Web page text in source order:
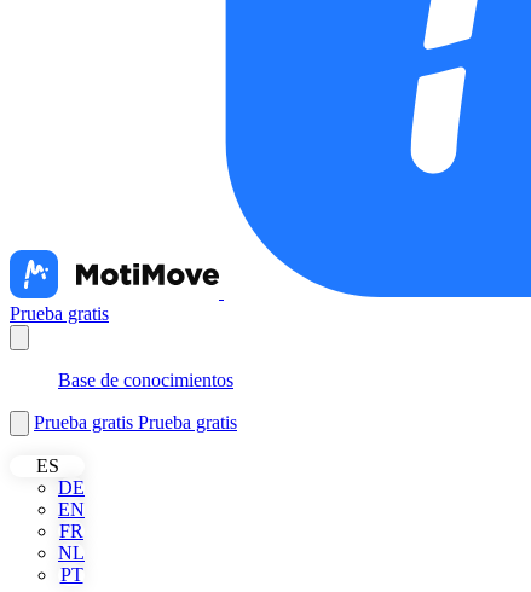
Prueba gratis
NederlandsBase de conocimientos
Prueba gratis Prueba gratis
ES
DE
EN
FR
NL
PT